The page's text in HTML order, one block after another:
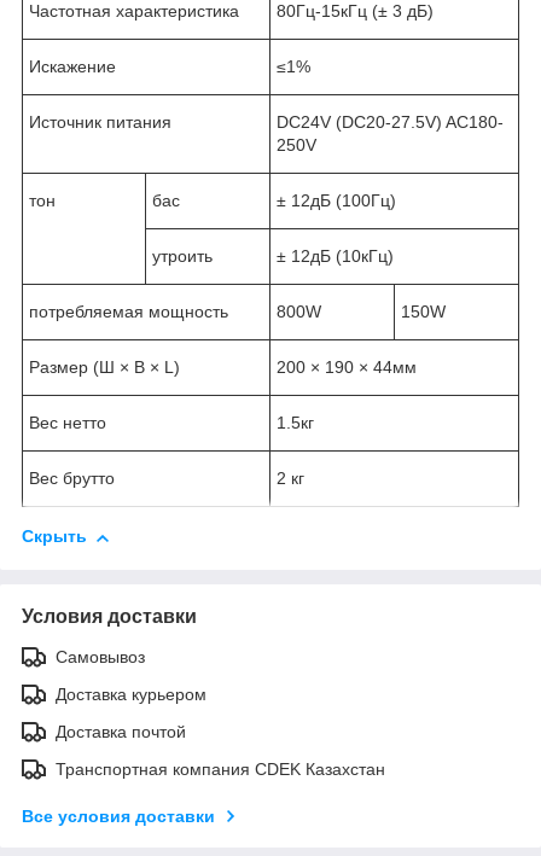
Частотная характеристика 80Гц-15кГц (± 3 дБ)
Искажение ≤1%
Источник питания
DC24V (DC20-27.5V) AC180-
250V
тон бас ± 12дБ (100Гц)
утроить ± 12дБ (10кГц)
потребляемая мощность 800W 150W
Размер (Ш × В × L) 200 × 190 × 44мм
Вес нетто 1.5кг
Вес брутто 2 кг
Скрыть
Условия доставки
Самовывоз
Доставка курьером
Доставка почтой
Транспортная компания CDEK Казахстан
Все условия доставки